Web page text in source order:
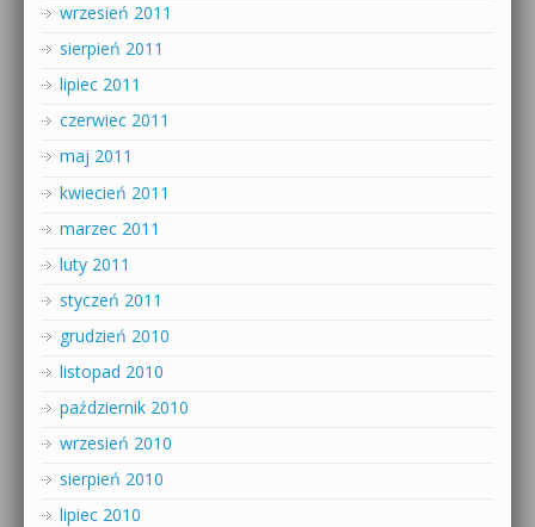
wrzesień 2011
sierpień 2011
lipiec 2011
czerwiec 2011
maj 2011
kwiecień 2011
marzec 2011
luty 2011
styczeń 2011
grudzień 2010
listopad 2010
październik 2010
wrzesień 2010
sierpień 2010
lipiec 2010